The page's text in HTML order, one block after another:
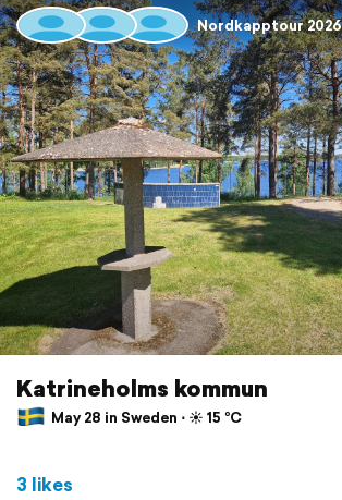
Nordkapptour 2026
Katrineholms kommun
May 28 in Sweden ⋅ ☀️ 15 °C
3 likes